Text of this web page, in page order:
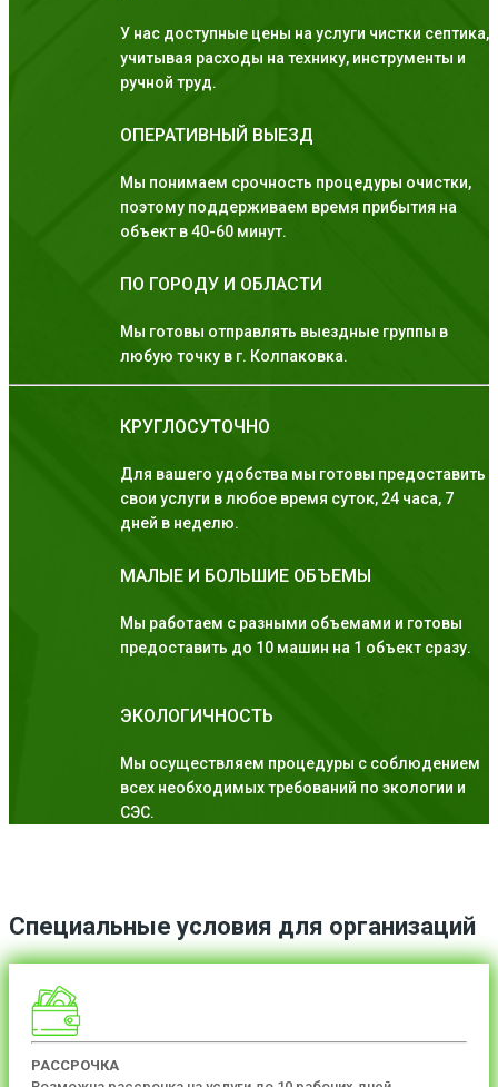
У нас доступные цены на услуги чистки септика,
учитывая расходы на технику, инструменты и
ручной труд.
ОПЕРАТИВНЫЙ ВЫЕЗД
Мы понимаем срочность процедуры очистки,
поэтому поддерживаем время прибытия на
объект в 40-60 минут.
ПО ГОРОДУ И ОБЛАСТИ
Мы готовы отправлять выездные группы в
любую точку в г. Колпаковка.
КРУГЛОСУТОЧНО
Для вашего удобства мы готовы предоставить
свои услуги в любое время суток, 24 часа, 7
дней в неделю.
МАЛЫЕ И БОЛЬШИЕ ОБЪЕМЫ
Мы работаем с разными объемами и готовы
предоставить до 10 машин на 1 объект сразу.
ЭКОЛОГИЧНОСТЬ
Мы осуществляем процедуры с соблюдением
всех необходимых требований по экологии и
СЭС.
Специальные условия для организаций
РАССРОЧКА